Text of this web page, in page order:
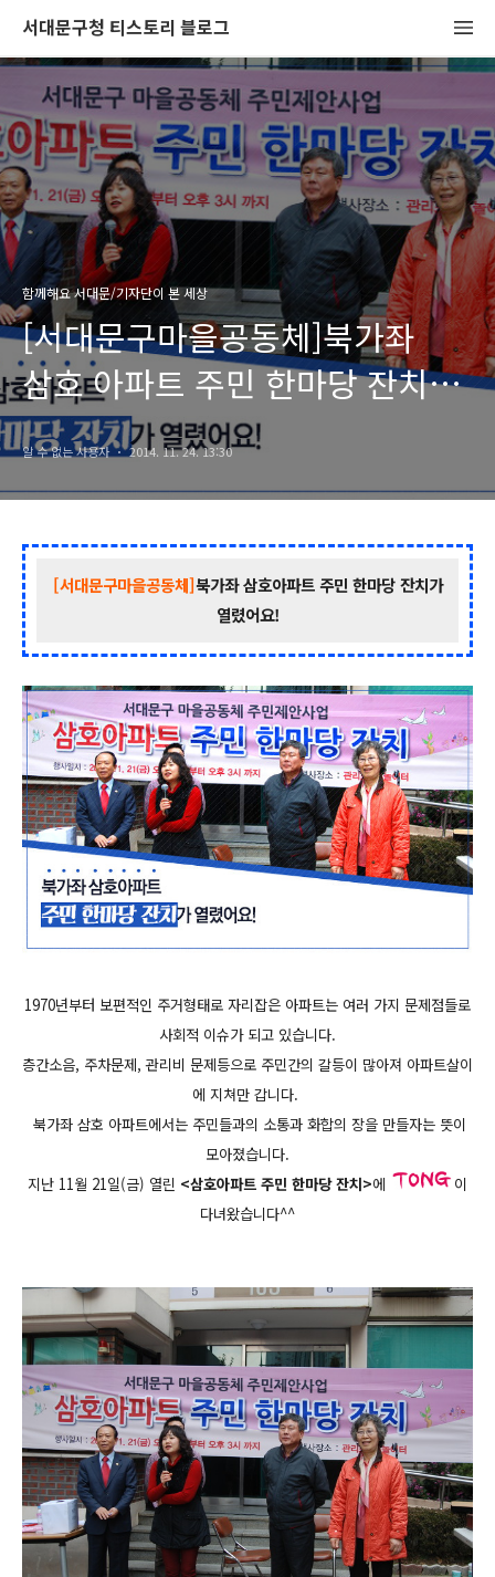
서대문구청 티스토리 블로그
함께해요 서대문/기자단이 본 세상
[서대문구마을공동체]북가좌
삼호 아파트 주민 한마당 잔치가
열렸어요!
알 수 없는 사용자 2014. 11. 24. 13:30
[서대문구마을공동체]북가좌삼호아파트 주민 한마당 잔치가
열렸어요!
1970년부터 보편적인 주거형태로 자리잡은 아파트는 여러 가지 문제점들로
사회적 이슈가 되고 있습니다.
층간소음, 주차문제, 관리비 문제등으로 주민간의 갈등이 많아져 아파트살이
에 지쳐만 갑니다.
북가좌 삼호 아파트에서는 주민들과의 소통과 화합의 장을 만들자는 뜻이
모아졌습니다.
지난 11월 21일(금) 열린 <삼호아파트 주민 한마당 잔치>에
이
다녀왔습니다^^